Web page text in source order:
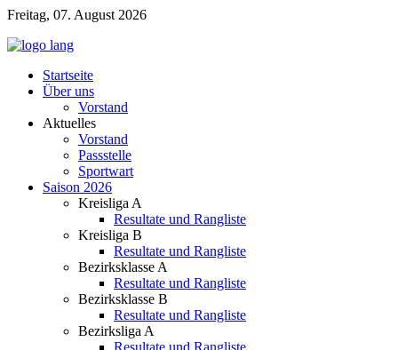
Freitag, 07. August 2026
Startseite
Über uns
Vorstand
Aktuelles
Vorstand
Passstelle
Sportwart
Saison 2026
Kreisliga A
Resultate und Rangliste
Kreisliga B
Resultate und Rangliste
Bezirksklasse A
Resultate und Rangliste
Bezirksklasse B
Resultate und Rangliste
Bezirksliga A
Resultate und Rangliste